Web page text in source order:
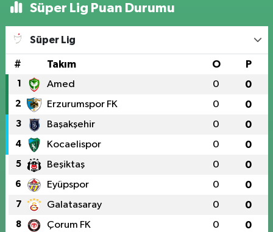
Süper Lig Puan Durumu
Süper Lig
# Takım O P
1 Amed 0 0
2 Erzurumspor FK 0 0
3 Başakşehir 0 0
4 Kocaelispor 0 0
5 Beşiktaş 0 0
6 Eyüpspor 0 0
7 Galatasaray 0 0
8 Çorum FK 0 0